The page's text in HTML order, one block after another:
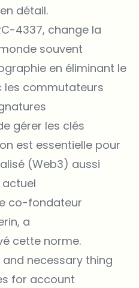
détail.
4337, change la
souvent
en éliminant le
les commutateurs
gérer les clés
est essentielle pour
(Web3) aussi
actuel
co-fondateur
a
cette norme.
necessary thing
for account